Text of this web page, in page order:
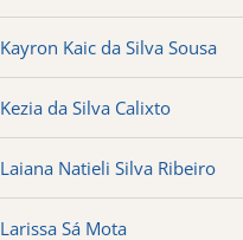
Kayron Kaic da Silva Sousa
Kezia da Silva Calixto
Laiana Natieli Silva Ribeiro
Larissa Sá Mota